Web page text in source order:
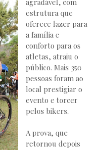
estrutura que
oferece lazer para
a família e
conforto para os
atletas, atraiu o
público. Mais 350
pessoas foram ao
local prestigiar o
evento e torcer
pelos bikers.
A prova, que
retornou depois